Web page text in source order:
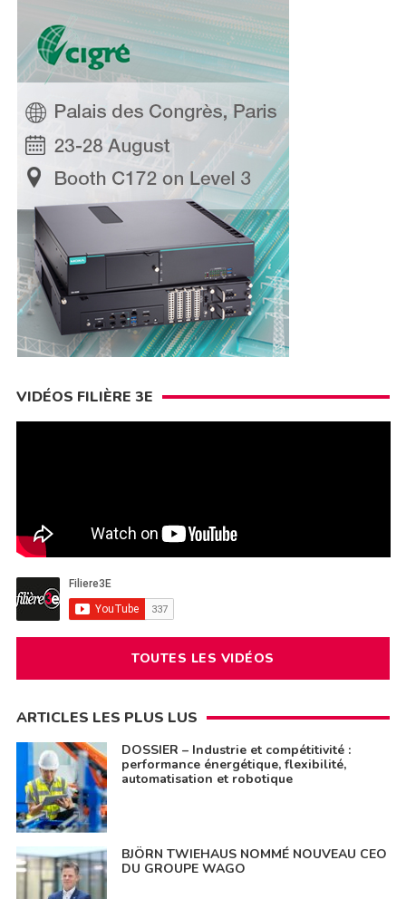
VIDÉOS FILIÈRE 3E
TOUTES LES VIDÉOS
ARTICLES LES PLUS LUS
DOSSIER – Industrie et compétitivité :
performance énergétique, flexibilité,
automatisation et robotique
BJÖRN TWIEHAUS NOMMÉ NOUVEAU CEO
DU GROUPE WAGO